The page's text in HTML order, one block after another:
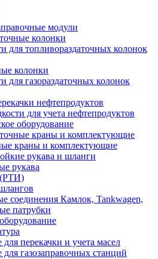
модули
колонки
для топливораздаточных колонок
колонки
для газораздаточных колонок
нефтепродуктов
для учета нефтепродуктов
оборудование
краны и комплектующие
краны и комплектующие
рукава и шланги
рукава
(РТИ)
соединения Камлок, Tankwagen,
патрубки
перекачки и учета масел
газозаправочных станций